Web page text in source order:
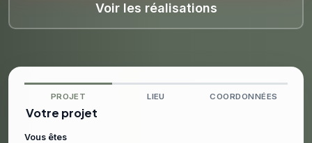
Voir les réalisations
PROJET LIEU COORDONNÉES
Votre projet
Vous êtes